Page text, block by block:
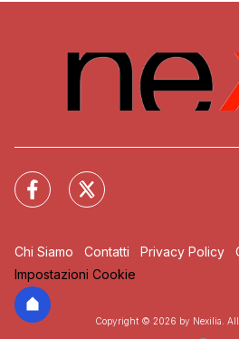
Chi Siamo Contatti Privacy Policy
Impostazioni Cookie
Copyright © 2026 by Nexilia. All